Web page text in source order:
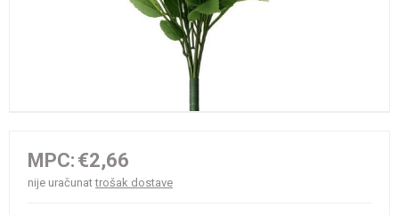
MPC: €2,66
nije uračunattrošak dostave